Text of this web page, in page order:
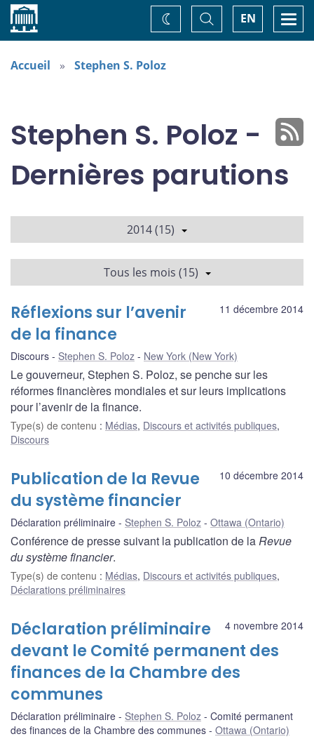
Accueil EN
Basculer
la
recherche
Changez
de
Accueil Stephen S. Poloz
Stephen S. Poloz -
Dernières parutions
2014 (15)
Tous les mois (15)
11 décembre 2014
Réflexions sur l’avenir
de la finance
Discours Stephen S. Poloz New York (New York)
Le gouverneur, Stephen S. Poloz, se penche sur les
réformes financières mondiales et sur leurs implications
pour l’avenir de la finance.
Type(s) de contenu : Médias, Discours et activités publiques,
Discours
10 décembre 2014
Publication de la Revue
du système financier
Déclaration préliminaire Stephen S. Poloz Ottawa (Ontario)
Conférence de presse suivant la publication de laRevue
du système financier.
Type(s) de contenu : Médias, Discours et activités publiques,
Déclarations préliminaires
4 novembre 2014
Déclaration préliminaire
devant le Comité permanent des
finances de la Chambre des
communes
Déclaration préliminaire Stephen S. Poloz
Comité permanent
des finances de la Chambre des communes
Ottawa (Ontario)